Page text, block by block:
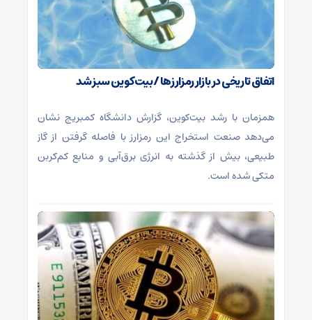
اتفاق تاریخی در بازار رمزارزها / بیت‌کوین سبز شد
همزمان با رشد بیت‌کوین، گزارش دانشگاه کمبریج نشان
می‌دهد صنعت استخراج این رمزارز با فاصله گرفتن از گاز
طبیعی، بیش از گذشته به انرژی برق‌آبی و منابع کم‌کربن
متکی شده است.